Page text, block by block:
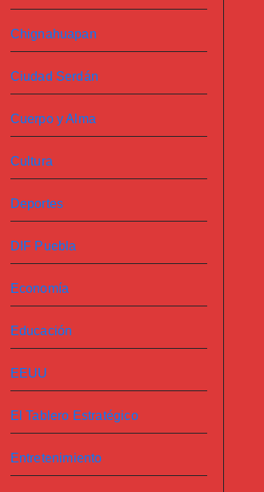
Chignahuapan
Ciudad Serdán
Cuerpo y Alma
Cultura
Deportes
DIF Puebla
Economía
Educación
EEUU
El Tablero Estratégico
Entretenimiento